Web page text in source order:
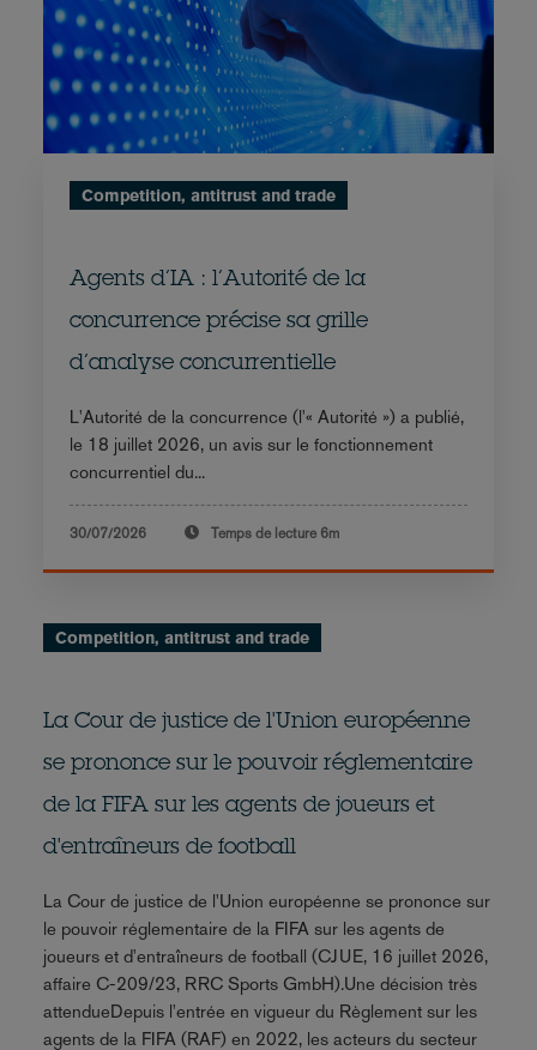
Competition, antitrust and trade
Agents d’IA : l’Autorité de la
concurrence précise sa grille
d’analyse concurrentielle
L'Autorité de la concurrence (l'« Autorité ») a publié,
le 18 juillet 2026, un avis sur le fonctionnement
concurrentiel du...
30/07/2026 Temps de lecture 6m
Competition, antitrust and trade
La Cour de justice de l'Union européenne
se prononce sur le pouvoir réglementaire
de la FIFA sur les agents de joueurs et
d'entraîneurs de football
La Cour de justice de l'Union européenne se prononce sur
le pouvoir réglementaire de la FIFA sur les agents de
joueurs et d'entraîneurs de football (CJUE, 16 juillet 2026,
affaire C-209/23, RRC Sports GmbH).Une décision très
attendueDepuis l'entrée en vigueur du Règlement sur les
agents de la FIFA (RAF) en 2022, les acteurs du secteur